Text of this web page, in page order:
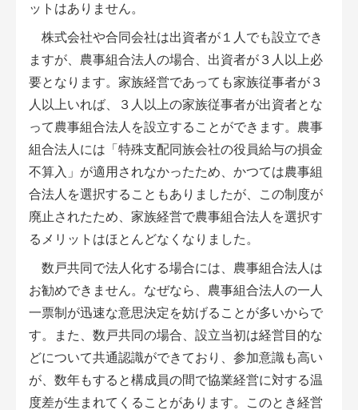
アクション別メニュー
コラム・事例集
農業一問一答
アグリウェブ経営診断
ットはありません。
株式会社や合同会社は出資者が１人でも設立でき
ますが、農事組合法人の場合、出資者が３人以上必
要となります。家族経営であっても家族従事者が３
人以上いれば、３人以上の家族従事者が出資者とな
って農事組合法人を設立することができます。農事
組合法人には「特殊支配同族会社の役員給与の損金
不算入」が適用されなかったため、かつては農事組
合法人を選択することもありましたが、この制度が
廃止されたため、家族経営で農事組合法人を選択す
るメリットはほとんどなくなりました。
数戸共同で法人化する場合には、農事組合法人は
お勧めできません。なぜなら、農事組合法人の一人
一票制が迅速な意思決定を妨げることが多いからで
す。また、数戸共同の場合、設立当初は経営目的な
どについて共通認識ができており、参加意識も高い
が、数年もすると構成員の間で協業経営に対する温
度差が生まれてくることがあります。このとき経営